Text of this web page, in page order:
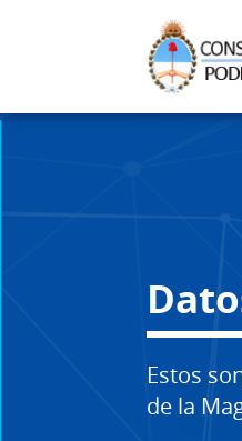
Estos
de la